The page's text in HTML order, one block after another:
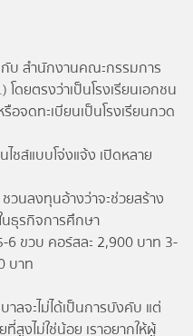
บ สำนักงานคณะกรรมการ
ดยตรงว่าเป็นโรงเรียนเอกชน
อจดทะเบียนเป็นโรงเรียนกวด
ชส์แบบโจ่งแจ้ง เปิดหลาย
วนลงทุนอ้างว่าจะช่วยสร้าง
ธุรกิจการศึกษา
6 ขวบ คอร์สละ 2,900 บาท 3-
บาท
ลจะไม่ได้เป็นการบังคับ แต่
สูงไม่ใช่น้อย เราอยากให้ผู้